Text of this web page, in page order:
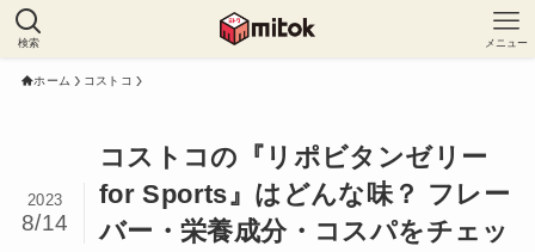
検索 メニュー
ホーム コストコ
コストコの『リポビタンゼリー
for Sports』はどんな味？ フレー
バー・栄養成分・コスパをチェッ
2023
8/14